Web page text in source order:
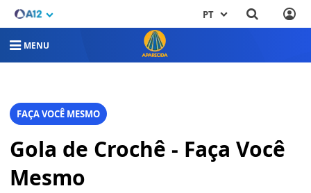
PT
MENU
FAÇA VOCÊ MESMO
Gola de Crochê - Faça Você
Mesmo